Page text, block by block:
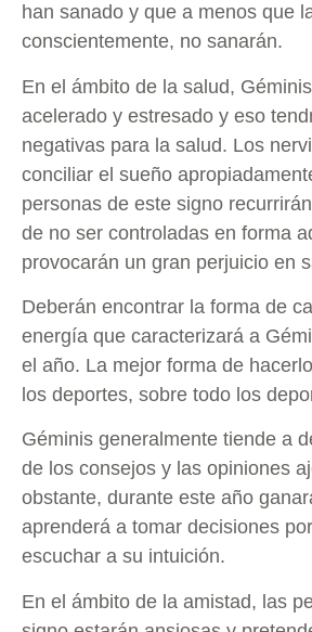
han sanado y que a menos que
conscientemente, no sanarán.
En el ámbito de la salud,
acelerado y estresado y eso
negativas para la salud. Los
conciliar el sueño
personas de este signo
de no ser controladas en forma
provocarán un gran perjuicio en
Deberán encontrar la forma de
energía que caracterizará a
el año. La mejor forma de
los deportes, sobre todo los
Géminis generalmente tiende a
de los consejos y las opiniones
obstante, durante este año
aprenderá a tomar decisiones
escuchar a su intuición.
En el ámbito de la amistad, las